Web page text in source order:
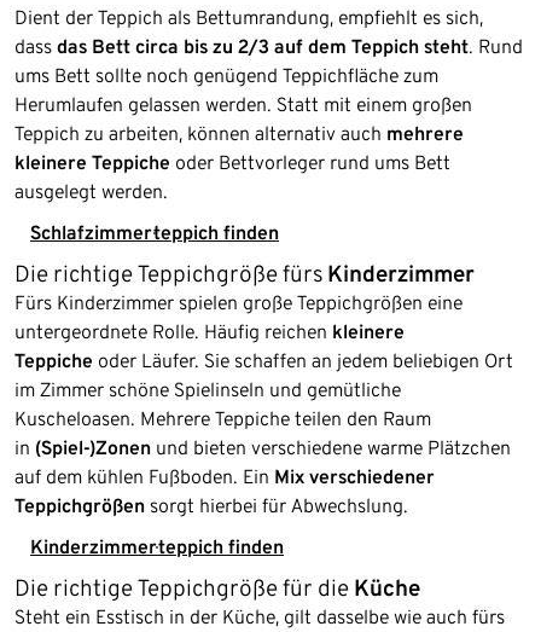
Dient der Teppich als Bettumrandung, empfiehlt es sich,
dass das Bett circa bis zu 2/3 auf dem Teppich steht. Rund
ums Bett sollte noch genügend Teppichfläche zum
Herumlaufen gelassen werden. Statt mit einem großen
Teppich zu arbeiten, können alternativ auch mehrere
kleinere Teppiche oder Bettvorleger rund ums Bett
ausgelegt werden.
Schlafzimmerteppich finden
Die richtige Teppichgröße fürs Kinderzimmer
Fürs Kinderzimmer spielen große Teppichgrößen eine
untergeordnete Rolle. Häufig reichen kleinere
Teppiche oder Läufer. Sie schaffen an jedem beliebigen Ort
im Zimmer schöne Spielinseln und gemütliche
Kuscheloasen. Mehrere Teppiche teilen den Raum
in (Spiel-)Zonen und bieten verschiedene warme Plätzchen
auf dem kühlen Fußboden. Ein Mix verschiedener
Teppichgrößen sorgt hierbei für Abwechslung.
Kinderzimmerteppich finden
Die richtige Teppichgröße für die Küche
Steht ein Esstisch in der Küche, gilt dasselbe wie auch fürs